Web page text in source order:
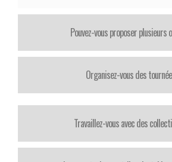
Pouvez-vous proposer plusieurs
Organisez-vous des
Travaillez-vous avec des